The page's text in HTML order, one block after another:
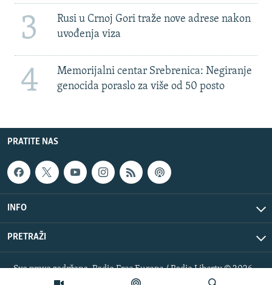
3
Rusi u Crnoj Gori traže nove adrese nakon
uvođenja viza
4
Memorijalni centar Srebrenica: Negiranje
genocida poraslo za više od 50 posto
PRATITE NAS
INFO
PRETRAŽI
Sva prava zadržana. Radio Free Europe / Radio Liberty © 2026
RFE/RL, Inc.